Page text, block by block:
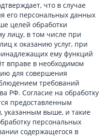
что в случае
его персональных данных
целей обработки
лицу, в том числе при
к оказанию услуг, при
ему функций
вправе в необходимом
для совершения
требований
РФ. Согласие на обработку
предоставленным
указанным выше, и такие
персональных
содержащегося в